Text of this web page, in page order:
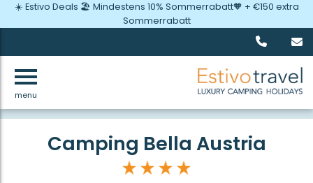
menu
☀️ Estivo Deals 🏖️ Mindestens 10% Sommerrabatt🧡 + €150 extra
Sommerrabatt
Zurück
Camping Bella Austria